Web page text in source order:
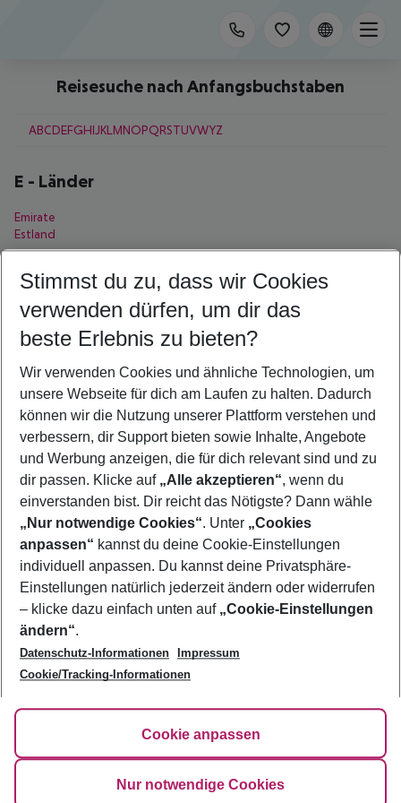
Reisesuche nach Anfangsbuchstaben
ABCDEFGHIJKL MNOPQRSTUVWYZ
E - Länder
Emirate
Estland
E-Regionen
El Hierro
Edinburgh
El Gouna
Elounda
Es Cana
Estepona
Evrenseki
Footer
Footer navigation
Über uns
AGB
Bestpreisgarantie
Cookie-Einstellungen ändern
Cookie-Richtlinie
Impressum
Agenturbetreuung
Barrierefreies Reisen
HanseMerkur Reiseversicherung
Hilfe & Kontakt
Folge uns
Stimmst du zu, dass wir Cookies
verwenden dürfen, um dir das
beste Erlebnis zu bieten?
Wir verwenden Cookies und ähnliche Technologien, um
unsere Webseite für dich am Laufen zu halten. Dadurch
können wir die Nutzung unserer Plattform verstehen und
verbessern, dir Support bieten sowie Inhalte, Angebote
und Werbung anzeigen, die für dich relevant sind und zu
dir passen. Klicke auf „Alle akzeptieren“, wenn du
einverstanden bist. Dir reicht das Nötigste? Dann wähle
„Nur notwendige Cookies“. Unter „Cookies
anpassen“ kannst du deine Cookie-Einstellungen
individuell anpassen. Du kannst deine Privatsphäre-
Einstellungen natürlich jederzeit ändern oder widerrufen
– klicke dazu einfach unten auf „Cookie-Einstellungen
ändern“.
Datenschutz-Informationen
Impressum
Cookie/Tracking-Informationen
Cookie anpassen
Nur notwendige Cookies